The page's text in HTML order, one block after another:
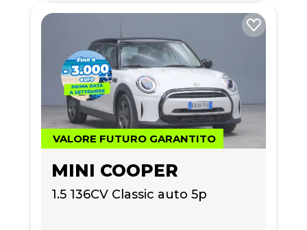
VALORE FUTURO GARANTITO
MINI COOPER
1.5 136CV Classic auto 5p